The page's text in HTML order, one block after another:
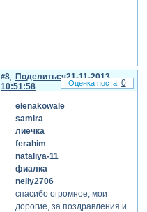
Поделиться
8
21-11-2013
10:51:58
elenakowale
samira
лиечка
ferahim
nataliya-11
фиалка
nelly2706
спасибо огромное, мои
дорогие, за поздравления и
0